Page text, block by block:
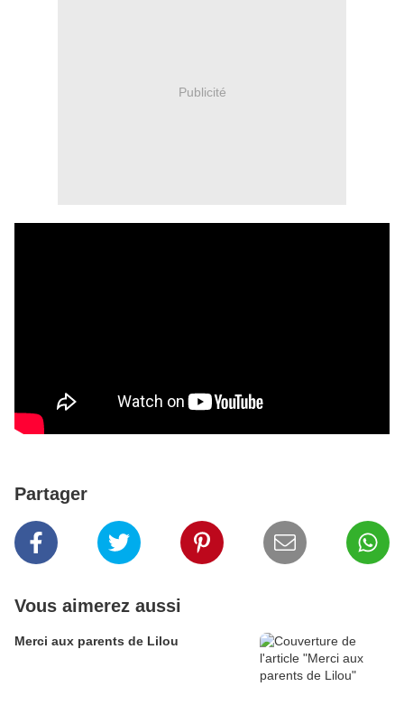
Publicité
Partager
Vous aimerez aussi
Merci aux parents de Lilou